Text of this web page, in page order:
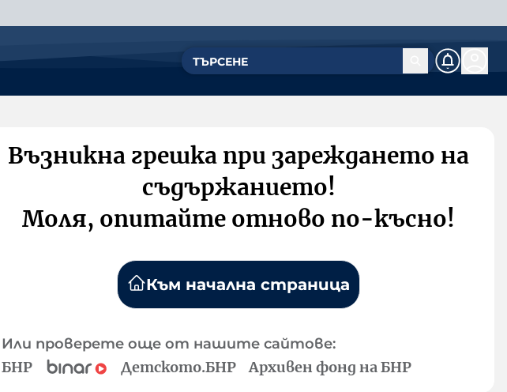
Възникна грешка при зареждането на
съдържанието!
Моля, опитайте отново по-късно!
Към начална страница
Или проверете още от нашите сайтове:
БНР Детското.БНР Архивен фонд на БНР